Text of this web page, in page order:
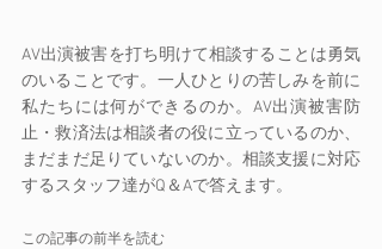
AV出演被害を打ち明けて相談することは勇気
のいることです。一人ひとりの苦しみを前に
私たちには何ができるのか。AV出演被害防
止・救済法は相談者の役に立っているのか、
まだまだ足りていないのか。相談支援に対応
するスタッフ達がQ＆Aで答えます。
この記事の前半を読む